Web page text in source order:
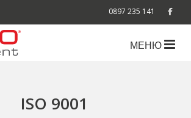
0897 235 141
МЕНЮ
ISO 9001